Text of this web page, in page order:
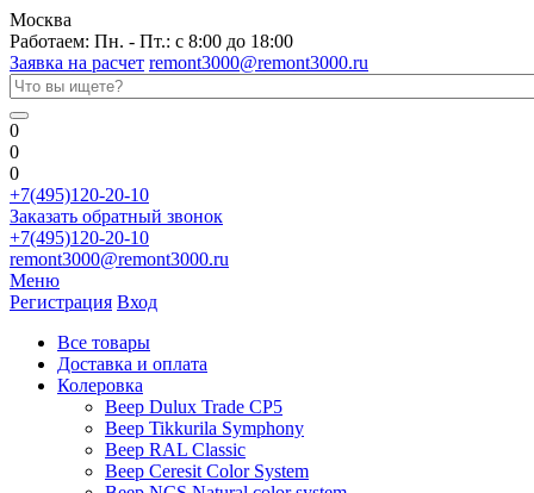
Москва
Работаем: Пн. - Пт.: с 8:00 до 18:00
Заявка на расчет remont3000@remont3000.ru
0
0
0
+7(495)120-20-10
Заказать обратный звонок
+7(495)120-20-10
remont3000@remont3000.ru
Меню
Регистрация Вход
Все товары
Доставка и оплата
Колеровка
Веер Dulux Trade CP5
Веер Tikkurila Symphony
Веер RAL Classic
Веер Ceresit Color System